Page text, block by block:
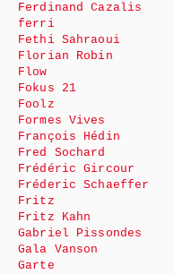
Ferdinand Cazalis
ferri
Fethi Sahraoui
Florian Robin
Flow
Fokus 21
Foolz
Formes Vives
François Hédin
Fred Sochard
Frédéric Gircour
Fréderic Schaeffer
Fritz
Fritz Kahn
Gabriel Pissondes
Gala Vanson
Garte